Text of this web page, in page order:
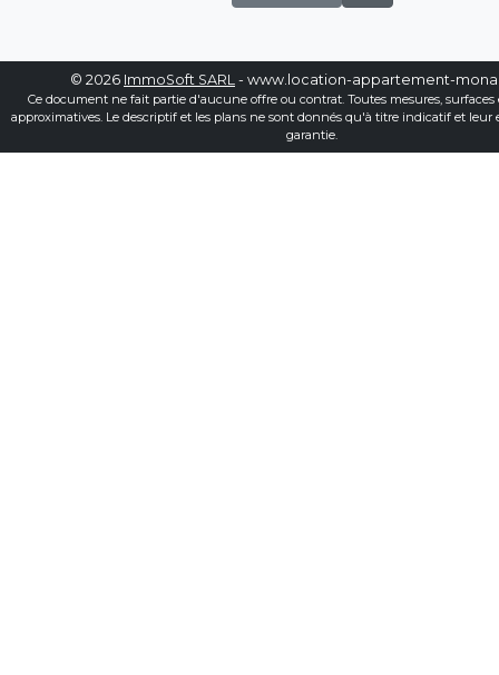
© 2026 ImmoSoft SARL - www.location-appartement-
Ce document ne fait partie d'aucune offre ou contrat. Toutes mesures, surfaces
approximatives. Le descriptif et les plans ne sont donnés qu'à titre indicatif et leur
garantie.